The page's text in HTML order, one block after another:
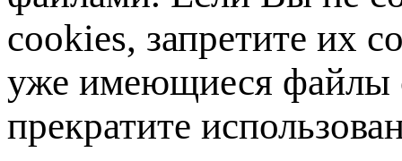
cookies, запретите их
уже имеющиеся файлы
прекратите